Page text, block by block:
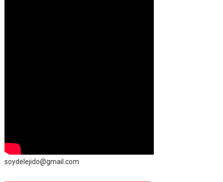
soydelejido@gmail.com